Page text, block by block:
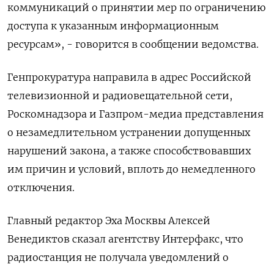
коммуникаций о принятии мер по ограничению
доступа к указанным информационным
ресурсам», - говорится в сообщении ведомства.
Генпрокуратура направила в адрес Российской
телевизионной и радиовещательной сети,
Роскомнадзора и Газпром-медиа представления
о незамедлительном устранении допущенных
нарушений закона, а также способствовавших
им причин и условий, вплоть до немедленного
отключения.
Главный редактор Эха Москвы Алексей
Венедиктов сказал агентству Интерфакс, что
радиостанция не получала уведомлений о